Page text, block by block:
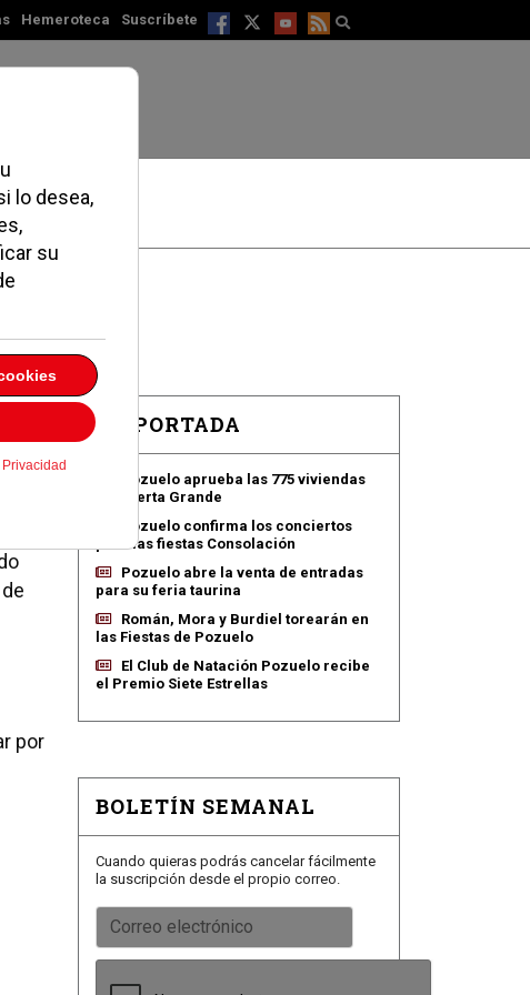
Hemeroteca Suscríbete
por
EN PORTADA
Pozuelo aprueba las 775 viviendas
de Huerta Grande
Pozuelo confirma los conciertos
para las fiestas Consolación
Pozuelo abre la venta de entradas
para su feria taurina
Román, Mora y Burdiel torearán en
las Fiestas de Pozuelo
El Club de Natación Pozuelo recibe
el Premio Siete Estrellas
BOLETÍN SEMANAL
Cuando quieras podrás cancelar fácilmente
la suscripción desde el propio correo.